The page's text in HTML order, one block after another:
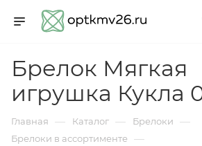
Брелок Мягкая
игрушка Кукла
Главная — Каталог — Брелоки —
Брелоки в ассортименте —